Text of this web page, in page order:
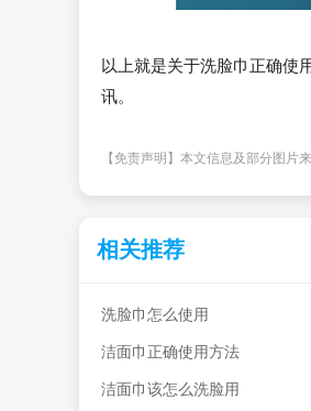
以上就是关于洗脸巾正确使
讯。
【免责声明】本文信息及部分图
相关推荐
洗脸巾怎么使用
洁面巾正确使用方法
洁面巾该怎么洗脸用